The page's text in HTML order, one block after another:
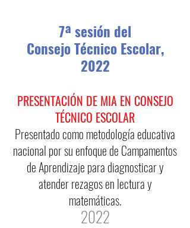
7ª sesión del
Consejo Técnico Escolar,
2022
PRESENTACIÓN DE MIA EN CONSEJO
TÉCNICO ESCOLAR
Presentado como metodología educativa
nacional por su enfoque de Campamentos
de Aprendizaje para diagnosticar y
atender rezagos en lectura y
matemáticas.
2022